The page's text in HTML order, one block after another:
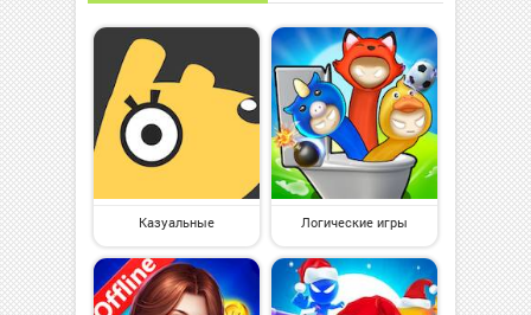
Казуальные Логические игры